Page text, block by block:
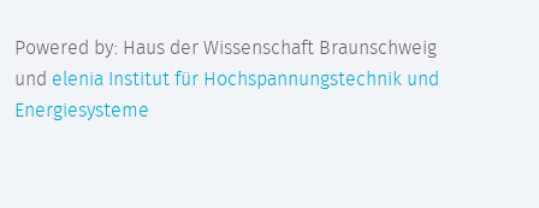
Powered by: Haus der Wissenschaft Braunschweig
und elenia Institut für Hochspannungstechnik und
Energiesysteme